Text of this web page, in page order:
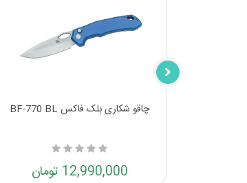
چاقو شکاری بلک فاکس BF-770 BL
12,990,000 تومان